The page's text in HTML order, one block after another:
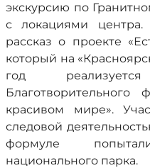
экскурсию по
с локациями
рассказ о проекте
который на
год
красивом мире».
следовой
формуле
национального парка.